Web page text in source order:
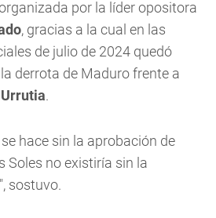
por la líder opositora
, gracias a la cual en las
de julio de 2024 quedó
derrota de Maduro frente a
.
hace sin la aprobación de
Soles no existiría sin la
sostuvo.